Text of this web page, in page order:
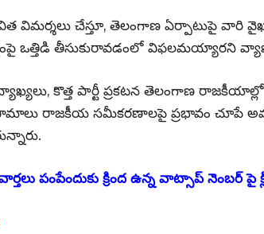
విమర్శలు చేస్తూ, తెలంగాణ ఏర్పాటుపై వారి
ఒత్తిడి తీసుకురావడంలో విఫలమయ్యారని
కొత్త పార్టీ ప్రకటన తెలంగాణ
రాజకీయ సమీకరణాలపై ప్రభావం చూపే
పంపేందుకు క్రింద ఉన్న వాట్సాప్ నెంబర్ పై